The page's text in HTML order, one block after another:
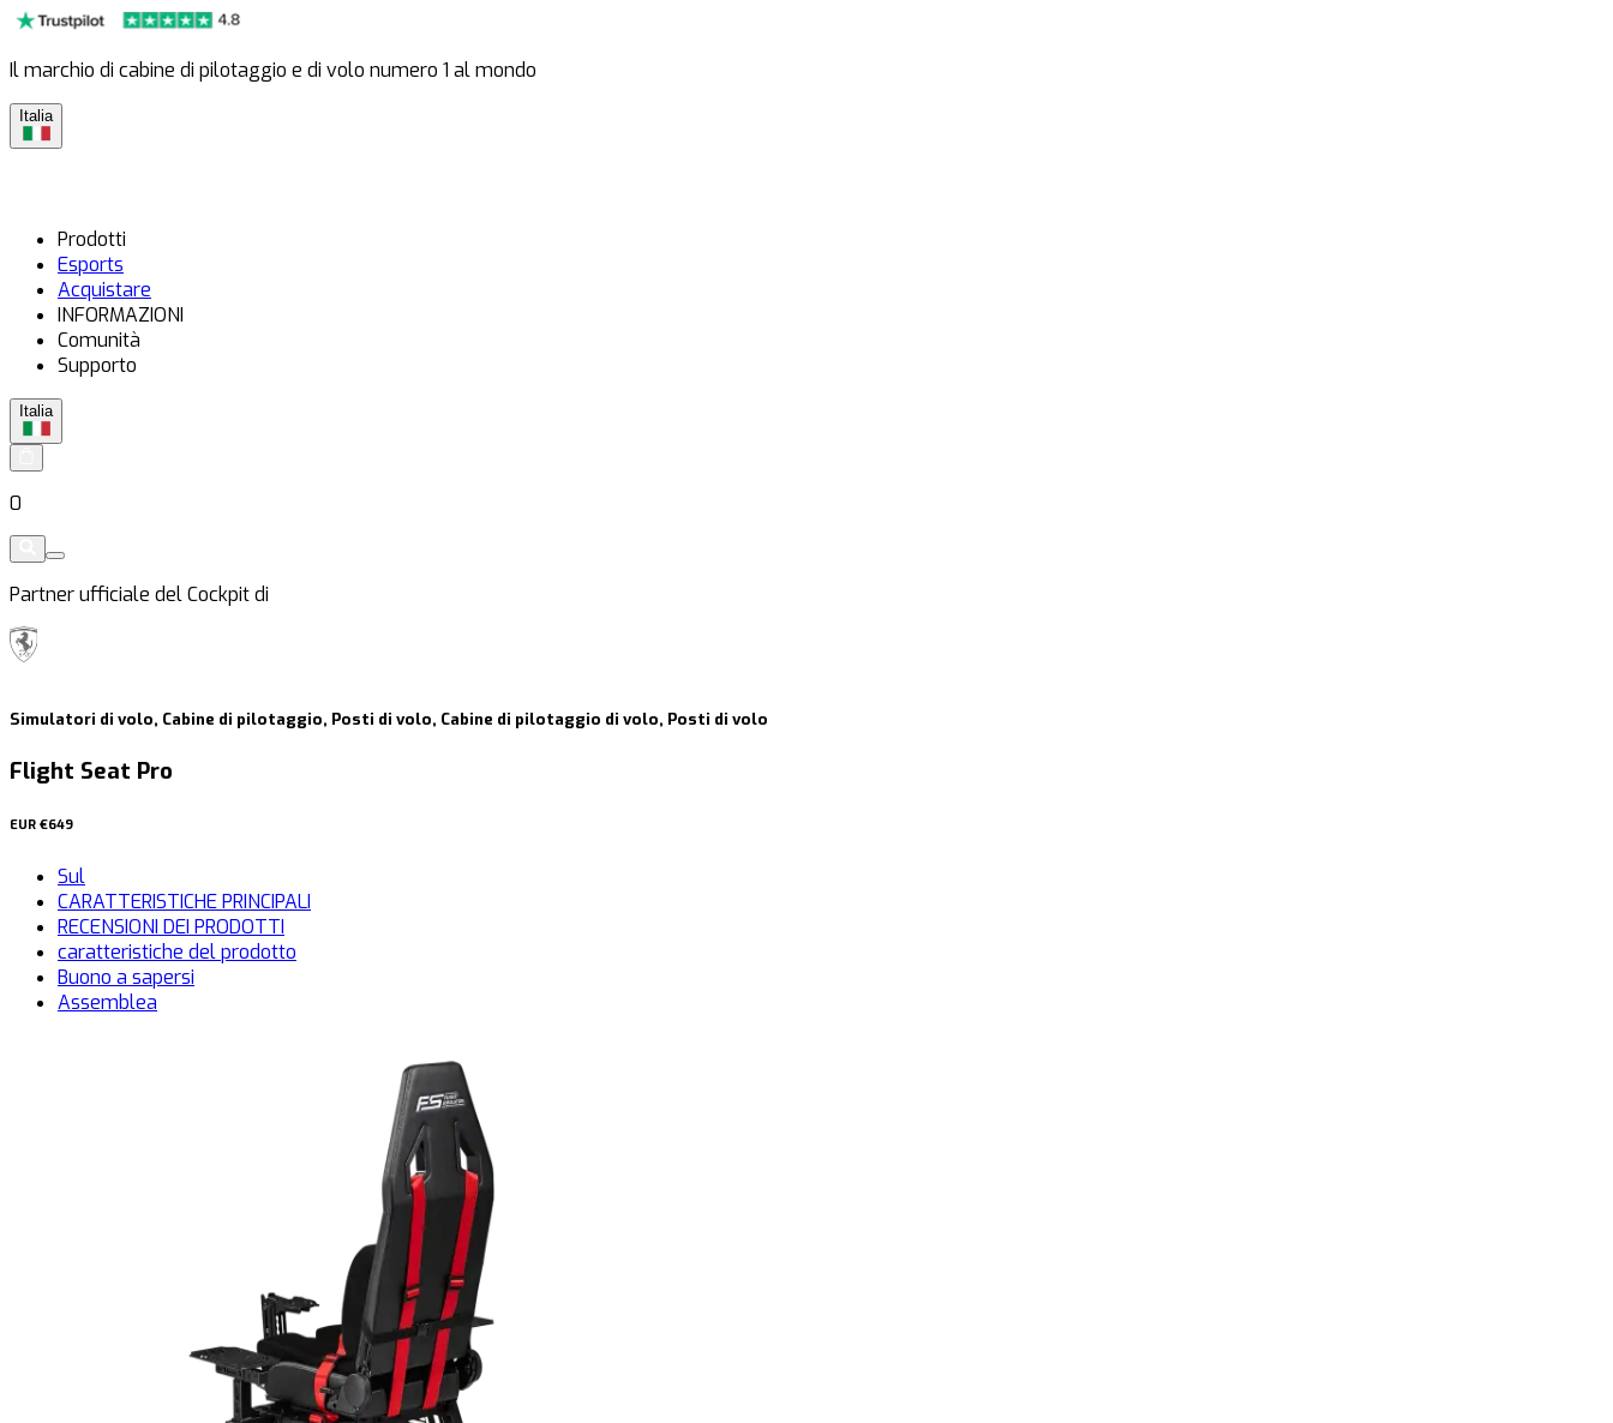
Il marchio di cabine di pilotaggio e di volo numero 1 al mondo
Italia
Prodotti
Esports
Acquistare
INFORMAZIONI
Comunità
Supporto
Italia
0
Partner ufficiale del Cockpit di
Simulatori di volo, Cabine di pilotaggio, Posti di volo, Cabine di pilotaggio di volo, Posti di volo
Flight Seat Pro
EUR €649
Sul
CARATTERISTICHE PRINCIPALI
RECENSIONI DEI PRODOTTI
caratteristiche del prodotto
Buono a sapersi
Assemblea